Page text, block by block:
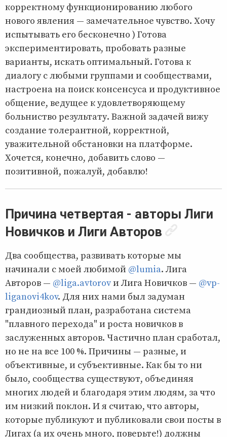
корректному функционированию любого
нового явления — замечательное чувство. Хочу
испытывать его бесконечно ) Готова
экспериментировать, пробовать разные
варианты, искать оптимальный. Готова к
диалогу с любыми группами и сообществами,
настроена на поиск консенсуса и продуктивное
общение, ведущее к удовлетворяющему
больниство результату. Важной задачей вижу
создание толерантной, корректной,
уважительной обстановки на платформе.
Хочется, конечно, добавить слово —
позитивной, пожалуй, добавлю!
Причина четвертая - авторы Лиги
Новичков и Лиги Авторов
Два сообщества, развивать которые мы
начинали с моей любимой @lumia. Лига
Авторов — @liga.avtorovи Лига Новичков — @vp-
liganovi4kov. Для них нами был задуман
грандиозный план, разработана система
"плавного перехода" и роста новичков в
заслуженных авторов. Частично план сработал,
но не на все 100 %. Причины — разные, и
объективные, и субъективные. Как бы то ни
было, сообщества существуют, объединяя
многих людей и благодаря этим людям, за что
им низкий поклон. И я считаю, что авторы,
которые публикуют и публиковали свои посты в
Лигах (а их очень много, поверьте!) должны